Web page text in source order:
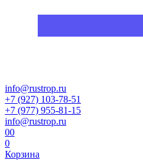
info@rustrop.ru
+7 (927) 103-78-51
+7 (977) 955-81-15
info@rustrop.ru
00
0
Корзина